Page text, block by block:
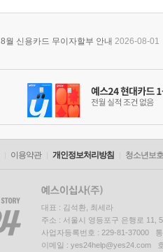
8월 신용카드 무이자할부 안내 2026-08-01
이용약관 개인정보처리방침 청소년보
대표 : 김석환, 최세라
주소 : 서울시 영등포구 은행로 11,
사업자등록번호 : 229-81-37000
이메일 : yes24help@yes24.com